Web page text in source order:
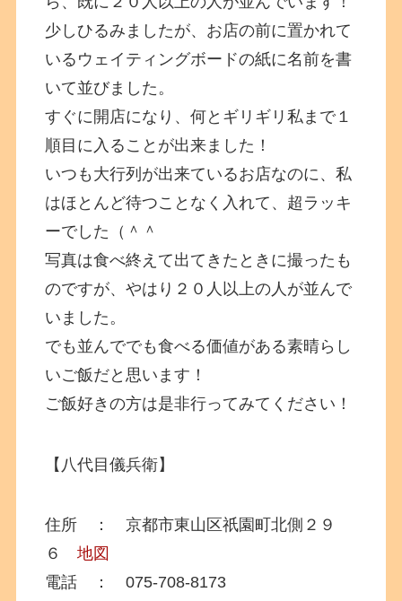
少しひるみましたが、お店の前に置かれて
いるウェイティングボードの紙に名前を書
いて並びました。
すぐに開店になり、何とギリギリ私まで１
順目に入ることが出来ました！
いつも大行列が出来ているお店なのに、私
はほとんど待つことなく入れて、超ラッキ
ーでした（＾＾
写真は食べ終えて出てきたときに撮ったも
のですが、やはり２０人以上の人が並んで
いました。
でも並んででも食べる価値がある素晴らし
いご飯だと思います！
ご飯好きの方は是非行ってみてください！
【八代目儀兵衛】
住所 ： 京都市東山区祇園町北側２９
６地図
電話 ： 075-708-8173